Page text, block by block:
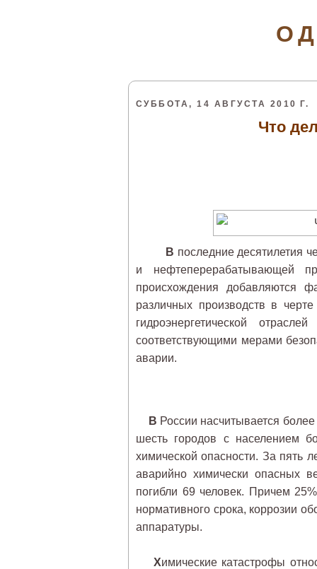
СУББОТА, 14 АВГУСТА 2010 Г.
Что
В последние десятилетия
и нефтеперерабатывающей
происхождения добавляются
различных производств в
гидроэнергетической
соответствующими мерами
аварии.
В России насчитывается
шесть городов с населением
химической опасности. За пять
аварийно химически опасных
погибли 69 человек. Причем
нормативного срока, коррозии
аппаратуры.
Химические катастрофы